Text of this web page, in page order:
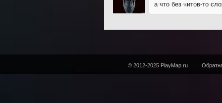
а что без читов-то
© 2012-2025 PlayMap.ru